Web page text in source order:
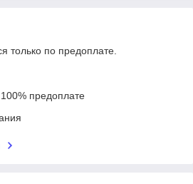
только по предоплате.
предоплате